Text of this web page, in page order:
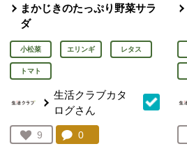
まかじきのたっぷり野菜サラ
ダ
小松菜 エリンギ レタス
トマト
生活クラブカタ
ログさん
お気に入り登録：
9
人が登録
コメント：
0件。コメントを見る。